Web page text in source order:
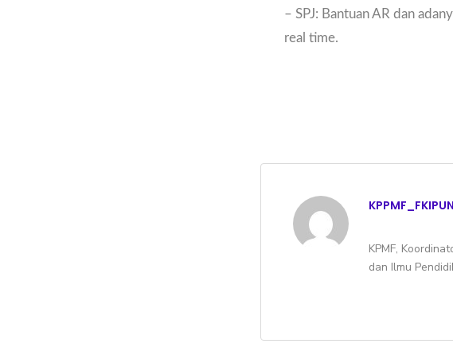
– SPJ: Bantuan AR dan
real time.
KPMF,
dan Ilmu